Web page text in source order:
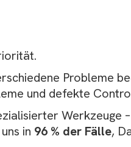
Probleme
und defekte
Werkzeuge
in 96 % der Fälle,